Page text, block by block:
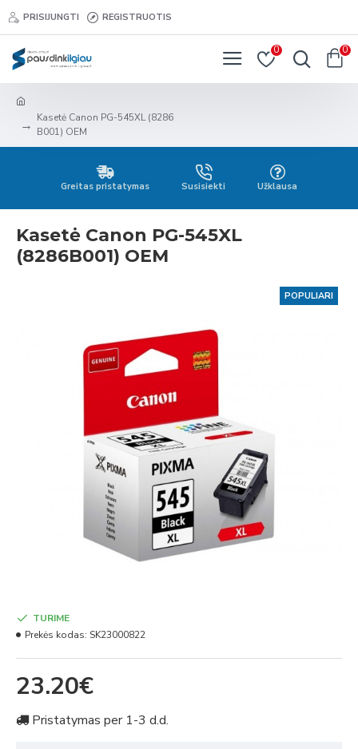
PRISIJUNGTI REGISTRUOTIS
0 0
Kasetė Canon PG-545XL (8286
B001) OEM
Greitas pristatymas Susisiekti Užklausa
Kasetė Canon PG-545XL
(8286B001) OEM
POPULIARI
23.20€
TURIME
Prekės kodas: SK23000822
Pristatymas per 1-3 d.d.